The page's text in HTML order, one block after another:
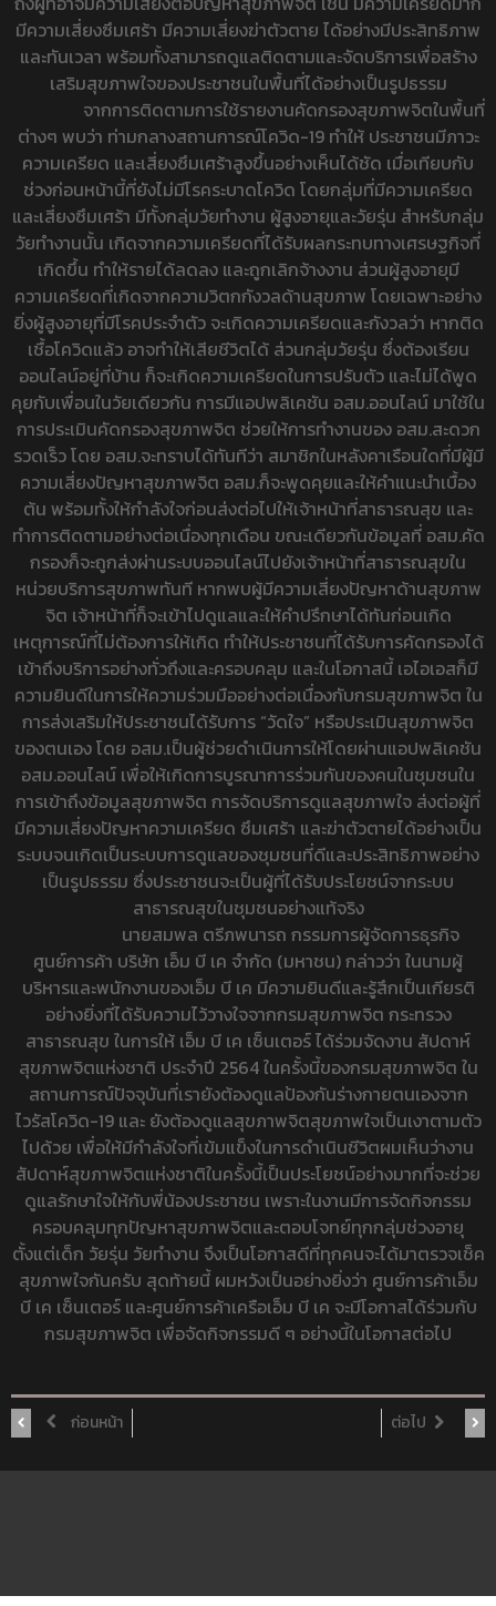
มีความเสี่ยงซึมเศร้า มีความเสี่ยงฆ่าตัวตาย ได้อย่างมีประสิทธิภาพ
และทันเวลา พร้อมทั้งสามารถดูแลติดตามและจัดบริการเพื่อสร้าง
เสริมสุขภาพใจของประชาชนในพื้นที่ได้อย่างเป็นรูปธรรม
จากการติดตามการใช้รายงานคัดกรองสุขภาพจิตในพื้นที่
ต่างๆ พบว่า ท่ามกลางสถานการณ์โควิด-19 ทำให้ ประชาชนมีภาวะ
ความเครียด และเสี่ยงซึมเศร้าสูงขึ้นอย่างเห็นได้ชัด เมื่อเทียบกับ
ช่วงก่อนหน้านี้ที่ยังไม่มีโรคระบาดโควิด โดยกลุ่มที่มีความเครียด
และเสี่ยงซึมเศร้า มีทั้งกลุ่มวัยทำงาน ผู้สูงอายุและวัยรุ่น สำหรับกลุ่ม
วัยทำงานนั้น เกิดจากความเครียดที่ได้รับผลกระทบทางเศรษฐกิจที่
เกิดขึ้น ทำให้รายได้ลดลง และถูกเลิกจ้างงาน ส่วนผู้สูงอายุมี
ความเครียดที่เกิดจากความวิตกกังวลด้านสุขภาพ โดยเฉพาะอย่าง
ยิ่งผู้สูงอายุที่มีโรคประจำตัว จะเกิดความเครียดและกังวลว่า หากติด
เชื้อโควิดแล้ว อาจทำให้เสียชีวิตได้ ส่วนกลุ่มวัยรุ่น ซึ่งต้องเรียน
ออนไลน์อยู่ที่บ้าน ก็จะเกิดความเครียดในการปรับตัว และไม่ได้พูด
คุยกับเพื่อนในวัยเดียวกัน การมีแอปพลิเคชัน อสม.ออนไลน์ มาใช้ใน
การประเมินคัดกรองสุขภาพจิต ช่วยให้การทำงานของ อสม.สะดวก
รวดเร็ว โดย อสม.จะทราบได้ทันทีว่า สมาชิกในหลังคาเรือนใดที่มีผู้มี
ความเสี่ยงปัญหาสุขภาพจิต อสม.ก็จะพูดคุยและให้คำแนะนำเบื้อง
ต้น พร้อมทั้งให้กำลังใจก่อนส่งต่อไปให้เจ้าหน้าที่สาธารณสุข และ
ทำการติดตามอย่างต่อเนื่องทุกเดือน ขณะเดียวกันข้อมูลที่ อสม.คัด
กรองก็จะถูกส่งผ่านระบบออนไลน์ไปยังเจ้าหน้าที่สาธารณสุขใน
หน่วยบริการสุขภาพทันที หากพบผู้มีความเสี่ยงปัญหาด้านสุขภาพ
จิต เจ้าหน้าที่ก็จะเข้าไปดูแลและให้คำปรึกษาได้ทันก่อนเกิด
เหตุการณ์ที่ไม่ต้องการให้เกิด ทำให้ประชาชนที่ได้รับการคัดกรองได้
เข้าถึงบริการอย่างทั่วถึงและครอบคลุม และในโอกาสนี้ เอไอเอสก็มี
ความยินดีในการให้ความร่วมมืออย่างต่อเนื่องกับกรมสุขภาพจิต ใน
การส่งเสริมให้ประชาชนได้รับการ “วัดใจ” หรือประเมินสุขภาพจิต
ของตนเอง โดย อสม.เป็นผู้ช่วยดำเนินการให้โดยผ่านแอปพลิเคชัน
อสม.ออนไลน์ เพื่อให้เกิดการบูรณาการร่วมกันของคนในชุมชนใน
การเข้าถึงข้อมูลสุขภาพจิต การจัดบริการดูแลสุขภาพใจ ส่งต่อผู้ที่
มีความเสี่ยงปัญหาความเครียด ซึมเศร้า และฆ่าตัวตายได้อย่างเป็น
ระบบจนเกิดเป็นระบบการดูแลของชุมชนที่ดีและประสิทธิภาพอย่าง
เป็นรูปธรรม ซึ่งประชาชนจะเป็นผู้ที่ได้รับประโยชน์จากระบบ
สาธารณสุขในชุมชนอย่างแท้จริง
นายสมพล ตรีภพนารถ กรรมการผู้จัดการธุรกิจ
ศูนย์การค้า บริษัท เอ็ม บี เค จำกัด (มหาชน) กล่าวว่า ในนามผู้
บริหารและพนักงานของเอ็ม บี เค มีความยินดีและรู้สึกเป็นเกียรติ
อย่างยิ่งที่ได้รับความไว้วางใจจากกรมสุขภาพจิต กระทรวง
สาธารณสุข ในการให้ เอ็ม บี เค เซ็นเตอร์ ได้ร่วมจัดงาน สัปดาห์
สุขภาพจิตแห่งชาติ ประจำปี 2564 ในครั้งนี้ของกรมสุขภาพจิต ใน
สถานการณ์ปัจจุบันที่เรายังต้องดูแลป้องกันร่างกายตนเองจาก
ไวรัสโควิด-19 และ ยังต้องดูแลสุขภาพจิตสุขภาพใจเป็นเงาตามตัว
ไปด้วย เพื่อให้มีกำลังใจที่เข้มแข็งในการดำเนินชีวิตผมเห็นว่างาน
สัปดาห์สุขภาพจิตแห่งชาติในครั้งนี้เป็นประโยชน์อย่างมากที่จะช่วย
ดูแลรักษาใจให้กับพี่น้องประชาชน เพราะในงานมีการจัดกิจกรรม
ครอบคลุมทุกปัญหาสุขภาพจิตและตอบโจทย์ทุกกลุ่มช่วงอายุ
ตั้งแต่เด็ก วัยรุ่น วัยทำงาน จึงเป็นโอกาสดีที่ทุกคนจะได้มาตรวจเช็ค
สุขภาพใจกันครับ สุดท้ายนี้ ผมหวังเป็นอย่างยิ่งว่า ศูนย์การค้าเอ็ม
บี เค เซ็นเตอร์ และศูนย์การค้าเครือเอ็ม บี เค จะมีโอกาสได้ร่วมกับ
กรมสุขภาพจิต เพื่อจัดกิจกรรมดี ๆ อย่างนี้ในโอกาสต่อไป
ก่อนหน้า ต่อไป